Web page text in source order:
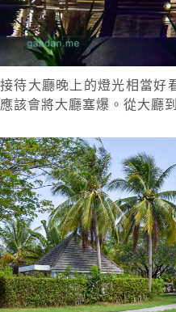
接待大廳晚上的燈光相當好
應該會將大廳塞爆。從大廳